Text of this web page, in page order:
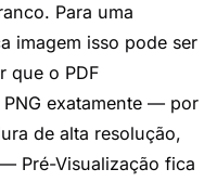
Para uma
imagem isso pode ser
que o PDF
exatamente — por
de alta resolução,
Pré-Visualização fica